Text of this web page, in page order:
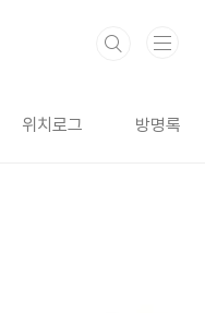
위치로그 방명록